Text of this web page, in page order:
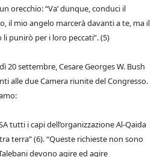
orecchio: “Va’ dunque, conduci il
il mio angelo marcerà davanti a te, ma il
punirò per i loro peccati”. (5)
20 settembre, Cesare Georges W. Bush
alle due Camera riunite del Congresso.
tutti i capi dell’organizzazione Al-Qaida
terra” (6). “Queste richieste non sono
devono agire ed agire